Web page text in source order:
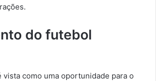
do futebol
vista como uma oportunidade para o